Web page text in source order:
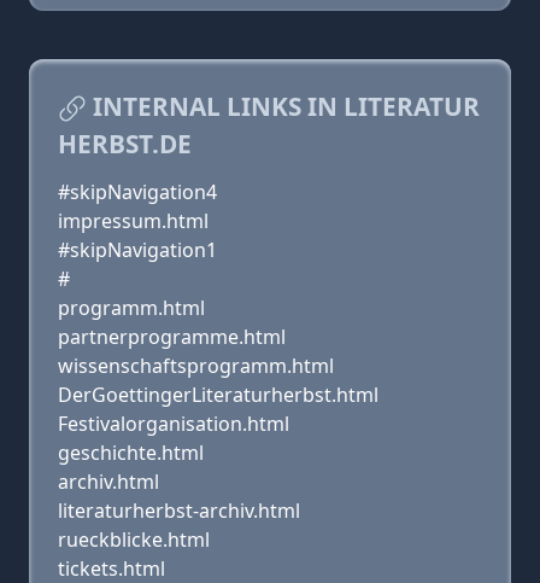
INTERNAL LINKS IN LITERATUR
HERBST.DE
#skipNavigation4
impressum.html
#skipNavigation1
#
programm.html
partnerprogramme.html
wissenschaftsprogramm.html
DerGoettingerLiteraturherbst.html
Festivalorganisation.html
geschichte.html
archiv.html
literaturherbst-archiv.html
rueckblicke.html
tickets.html